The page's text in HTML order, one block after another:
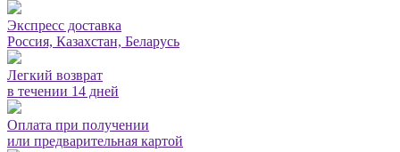
Экспресс доставка
Россия, Казахстан, Беларусь
Легкий возврат
в течении 14 дней
Оплата при получении
или предварительная картой